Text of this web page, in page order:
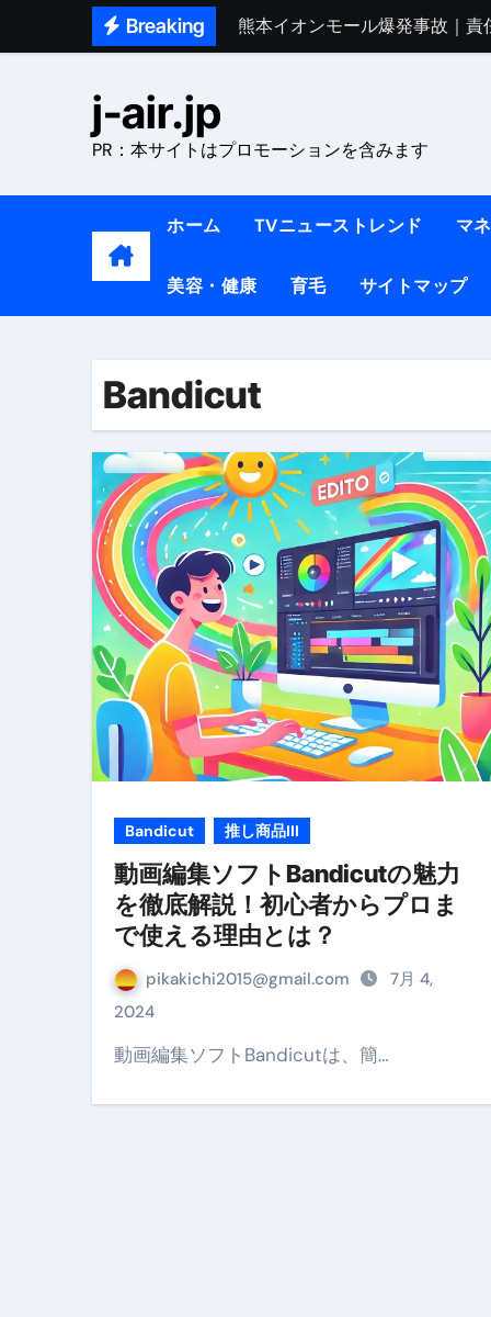
Breaking
熊本イオンモール爆発事故｜責
【医者が教える】本当に痩せる
中町綾が2週間で3.5kg痩せた
【医者が解説】このふくらはぎ
『葬送のフリーレン』の学び｜
リサイクル業者の無料回収・無
山梨県震度6弱と富士山噴火の
青森県震度6とベネゼエラM7級
Cookie同意管理ツール「
金融ブラックでも毎日「ビット
【輸入消費税】輸入に消費税は
この動画は国にすぐ消されま
意外にありえる？日経平均
アフィリエイト【稼げるキーワ
【必見】融資受けるなら”コレ
弁護士が教える「投資詐欺」
【PR】フリーランス必見！入
j-air.jp
PR：本サイトはプロモーションを含みます
ホーム TVニューストレンド マ
美容・健康 育毛 サイトマップ
Bandicut
Bandicut 推し商品III
動画編集ソフトBandicutの魅力
を徹底解説！初心者からプロま
で使える理由とは？
pikakichi2015@gmail.com
7月 4,
2024
動画編集ソフトBandicutは、簡…